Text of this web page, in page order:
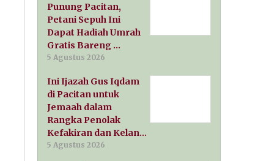
Punung Pacitan,
Petani Sepuh Ini
Dapat Hadiah Umrah
Gratis Bareng …
5 Agustus 2026
Ini Ijazah Gus Iqdam
di Pacitan untuk
Jemaah dalam
Rangka Penolak
Kefakiran dan Kelan…
5 Agustus 2026